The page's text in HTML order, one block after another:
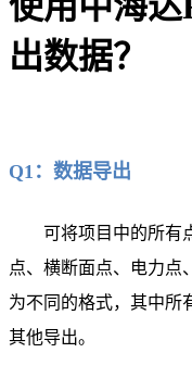
出数据？
Q1：数据导出
可将项目中的所有
点、横断面点、电力点
为不同的格式，其中所
其他导出。